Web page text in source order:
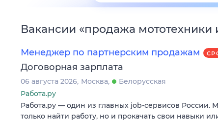
Спорт
Карьера
Вакансии «продажа мототехники
Менеджер по партнерским продажам
Договорная зарплата
06 августа 2026 Москва
Белорусская
Работа.ру
Работа.ру — один из главных job-сервисов России.
только найти работу, но и прокачать свои навыки